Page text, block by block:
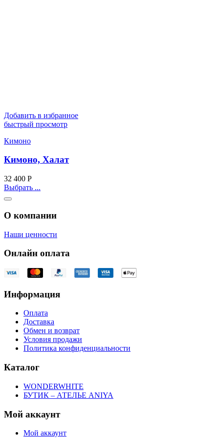
Добавить в избранное
быстрый просмотр
Кимоно
Кимоно, Халат
32 400 Р
Выбрать ...
О компании
Наши ценности
Онлайн оплата
Информация
Оплата
Доставка
Обмен и возврат
Условия продажи
Политика конфиденциальности
Каталог
WONDERWHITE
БУТИК – АТЕЛЬЕ ANIYA
Мой аккаунт
Мой аккаунт